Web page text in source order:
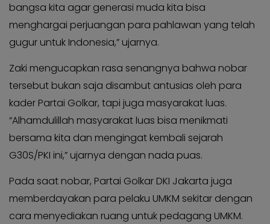
bangsa kita agar generasi muda kita bisa
menghargai perjuangan para pahlawan yang telah
gugur untuk Indonesia,” ujarnya.
Zaki mengucapkan rasa senangnya bahwa nobar
tersebut bukan saja disambut antusias oleh para
kader Partai Golkar, tapi juga masyarakat luas.
“Alhamdulillah masyarakat luas bisa menikmati
bersama kita dan mengingat kembali sejarah
G30S/PKI ini,” ujarnya dengan nada puas.
Pada saat nobar, Partai Golkar DKI Jakarta juga
memberdayakan para pelaku UMKM sekitar dengan
cara menyediakan ruang untuk pedagang UMKM.